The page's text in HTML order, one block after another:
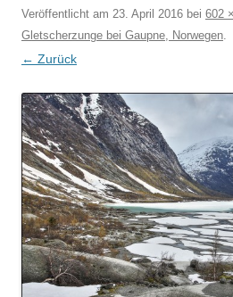
Veröffentlicht am 23. April 2016 bei 602
Gletscherzunge bei Gaupne, Norwegen.
← Zurück